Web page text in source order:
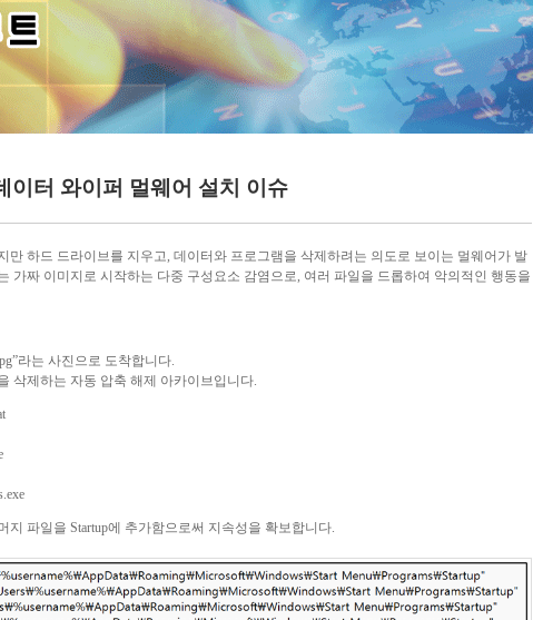
이터 와이퍼 멀웨어 설치 이슈
만 하드 드라이브를 지우고, 데이터와 프로그램을 삭제하려는 의도로 보이는 멀웨어가 발
가짜 이미지로 시작하는 다중 구성요소 감염으로, 여러 파일을 드롭하여 악의적인 행동을
라는 사진으로 도착합니다.
삭제하는 자동 압축 해제 아카이브입니다.
지 파일을 Startup에 추가함으로써 지속성을 확보합니다.